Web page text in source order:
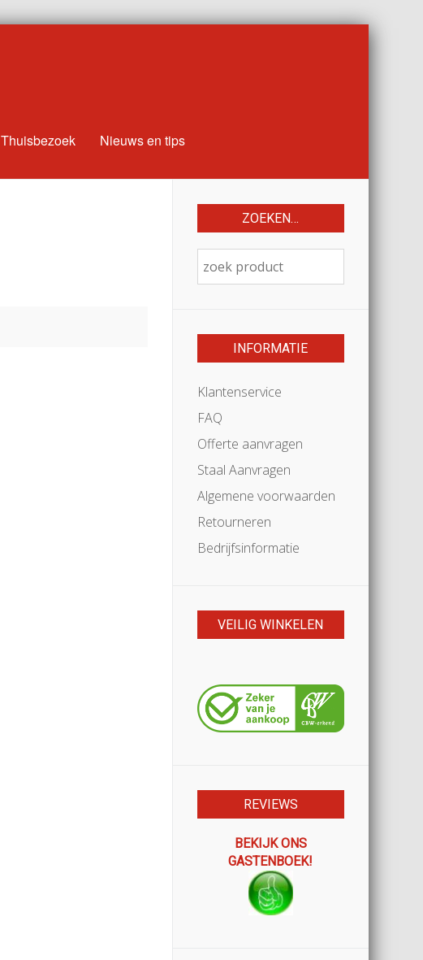
Thuisbezoek Nieuws en tips
ZOEKEN…
INFORMATIE
Klantenservice
FAQ
Offerte aanvragen
Staal Aanvragen
Algemene voorwaarden
Retourneren
Bedrijfsinformatie
VEILIG WINKELEN
REVIEWS
BEKIJK ONS
GASTENBOEK!